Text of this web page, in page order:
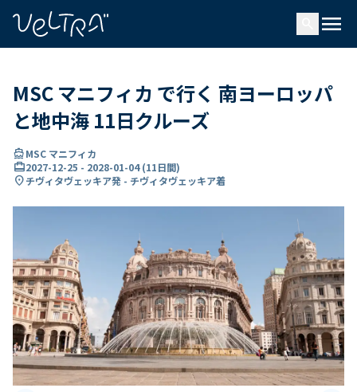
menu
MSC マニフィカ で行く 南ヨーロッパ
と地中海 11日クルーズ
directions_boatMSC マニフィカ
card_travel2027-12-25 - 2028-01-04(11日間)
location_onチヴィタヴェッキア発 - チヴィタヴェッキア着